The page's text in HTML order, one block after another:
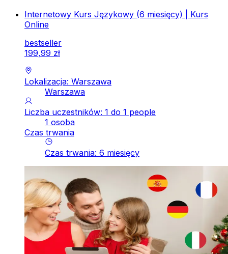
Internetowy Kurs Językowy (6 miesięcy) | Kurs
Online
bestseller
199,99 zł
Lokalizacja: Warszawa
Warszawa
Liczba uczestników: 1 do 1 people
1 osoba
Czas trwania
Czas trwania: 6 miesięcy